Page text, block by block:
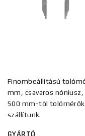
Finombeállítású
mm, csavaros
500 mm-től
szállítunk.